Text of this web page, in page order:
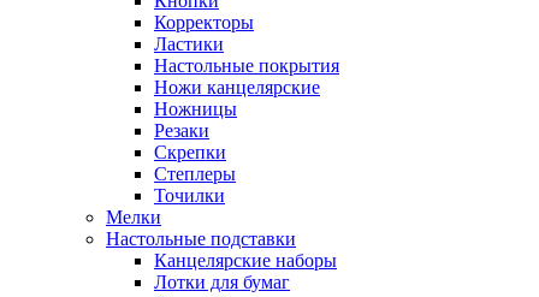
Корректоры
Ластики
Настольные покрытия
Ножи канцелярские
Ножницы
Резаки
Скрепки
Степлеры
Точилки
Мелки
Настольные подставки
Канцелярские наборы
Лотки для бумаг